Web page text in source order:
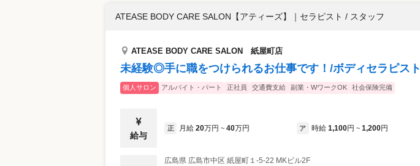
ATEASE BODY CARE SALON【アティーズ】 ｜ セラピスト / スタッフ
ATEASE BODY CARE SALON 紙屋町店
未経験◎手に職をつけられるお仕事です！/ボディセラピスト
個人サロン アルバイト・パート 正社員 交通費支給 副業・WワークOK 社会保険完備
給与
正 月給 20万円 ~ 40万円 ア 時給 1,100円 ~ 1,200円
広島県 広島市中区 紙屋町１-5-22 MKビル2F